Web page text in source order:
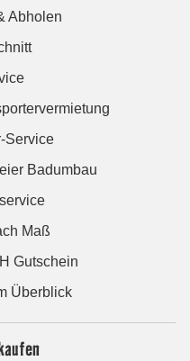
Abholen
Service
Badumbau
Maß
Gutschein
Überblick